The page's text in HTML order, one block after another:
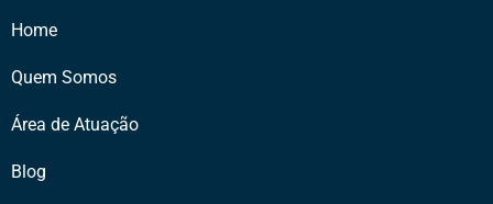
Home
Quem Somos
Área de Atuação
Blog